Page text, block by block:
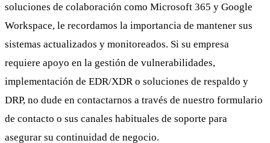
soluciones de colaboración como Microsoft 365 y Google
Workspace, le recordamos la importancia de mantener sus
sistemas actualizados y monitoreados. Si su empresa
requiere apoyo en la gestión de vulnerabilidades,
implementación de EDR/XDR o soluciones de respaldo y
DRP, no dude en contactarnos a través de nuestro formulario
de contacto o sus canales habituales de soporte para
asegurar su continuidad de negocio.